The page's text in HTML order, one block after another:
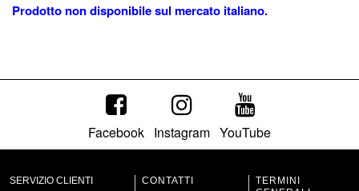
Prodotto non disponibile sul mercato italiano.
Facebook Instagram YouTube